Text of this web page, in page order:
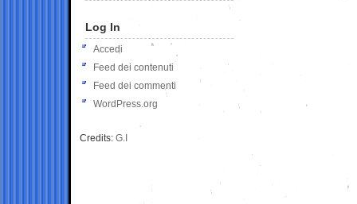
Log In
Accedi
Feed dei contenuti
Feed dei commenti
WordPress.org
Credits: G.I